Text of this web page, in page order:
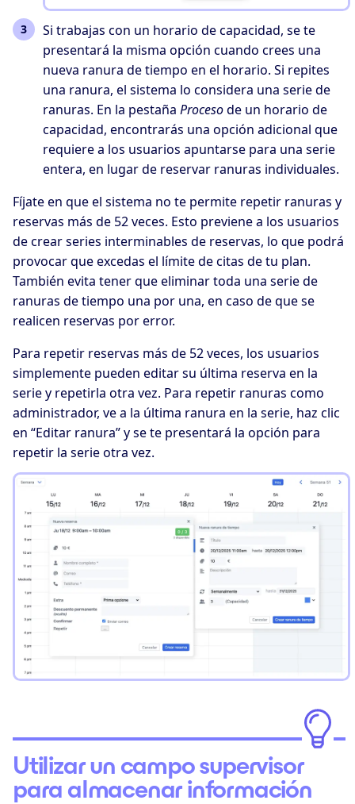
Si trabajas con un horario de capacidad, se te
presentará la misma opción cuando crees una
nueva ranura de tiempo en el horario. Si repites
una ranura, el sistema lo considera una serie de
ranuras. En la pestaña Procesode un horario de
capacidad, encontrarás una opción adicional que
requiere a los usuarios apuntarse para una serie
entera, en lugar de reservar ranuras individuales.
Fíjate en que el sistema no te permite repetir ranuras y
reservas más de 52 veces. Esto previene a los usuarios
de crear series interminables de reservas, lo que podrá
provocar que excedas el límite de citas de tu plan.
También evita tener que eliminar toda una serie de
ranuras de tiempo una por una, en caso de que se
realicen reservas por error.
Para repetir reservas más de 52 veces, los usuarios
simplemente pueden editar su última reserva en la
serie y repetirla otra vez. Para repetir ranuras como
administrador, ve a la última ranura en la serie, haz clic
en “Editar ranura” y se te presentará la opción para
repetir la serie otra vez.
Utilizar un campo supervisor
para almacenar información